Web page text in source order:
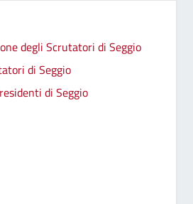
degli Scrutatori di Seggio
di Seggio
di Seggio